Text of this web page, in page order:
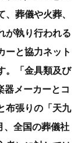
葬儀や火葬、
が執り行われる
ーと協力ネット
。「金具類及び
器メーカーとコ
布張りの「天九
、全国の葬儀社